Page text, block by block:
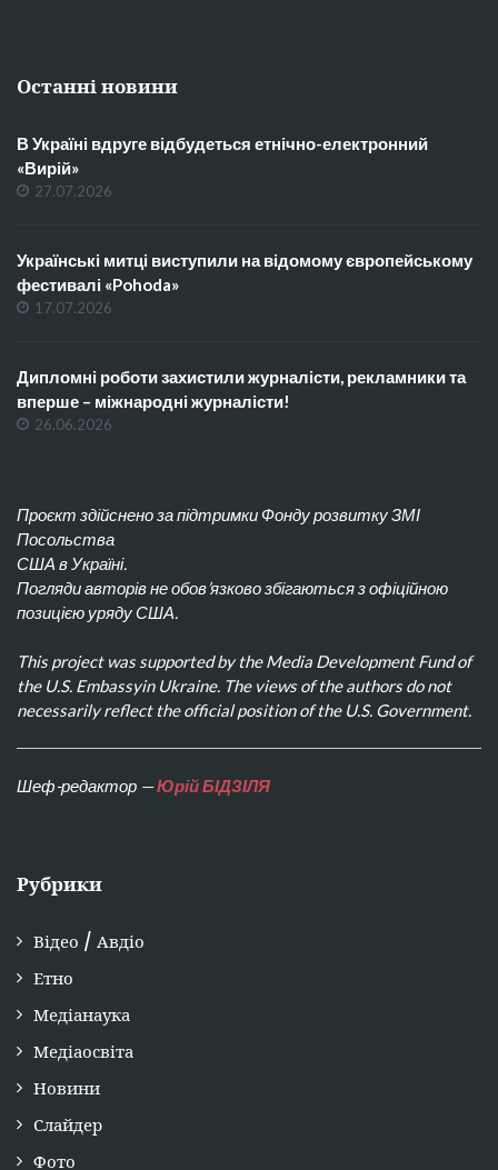
Останні новини
В Україні вдруге відбудеться етнічно-електронний
«Вирій»
27.07.2026
Українські митці виступили на відомому європейському
фестивалі «Pohoda»
17.07.2026
Дипломні роботи захистили журналісти, рекламники та
вперше – міжнародні журналісти!
26.06.2026
Проєкт здійснено за підтримки Фонду розвитку ЗМІ
Посольства
США в Україні.
Погляди авторів не обов’язково збігаються з офіційною
позицією уряду США.
This project was supported by the Media Development Fund of
the U.S. Embassyin Ukraine. The views of the authors do not
necessarily reflect the official position of the U.S. Government.
Шеф-редактор —Юрій БІДЗІЛЯ
Рубрики
Відео / Авдіо
Етно
Медіанаука
Медіаосвіта
Новини
Слайдер
Фото